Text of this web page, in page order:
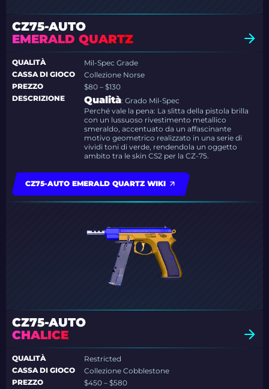
CZ75-AUTO
EMERALD QUARTZ
QUALITÀ
Mil-Spec Grade
CASSA DI GIOCO
Collezione Norse
PREZZO
$80 – $130
DESCRIZIONE
Qualità: Grado Mil-Spec
Perché vale la pena: La slitta della pistola brilla
con un lussuoso rivestimento metallico
smeraldo, accentuato da un affascinante
motivo geometrico realizzato in una serie di
vividi toni di verde, rendendola un oggetto
ambito tra le skin CS2 per la CZ-75.
CZ75-AUTO EMERALD QUARTZ WIKI
CZ75-AUTO
CHALICE
QUALITÀ
Restricted
CASSA DI GIOCO
Collezione Cobblestone
PREZZO
$450 – $580